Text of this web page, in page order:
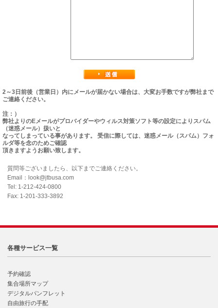
2～3日前後（営業日）内にメールが届かない場合は、大変お手数ですが弊社まで
ご連絡ください。
注：）
弊社よりのEメールがプロバイダーやウィルス対策ソフト等の設定によりスパム
（迷惑メール）扱いと
なってしまっている事があります。 受信に際しては、迷惑メール（スパム）フォ
ルダ等を念のためご確認
頂きますようお願い致します。
質問等ございましたら、以下までご連絡ください。
Email：look@jtbusa.com
Tel: 1-212-424-0800
Fax: 1-201-333-3892
各種サービス一覧
予約確認
集合場所マップ
デジタルパンフレット
自由旅行の手配